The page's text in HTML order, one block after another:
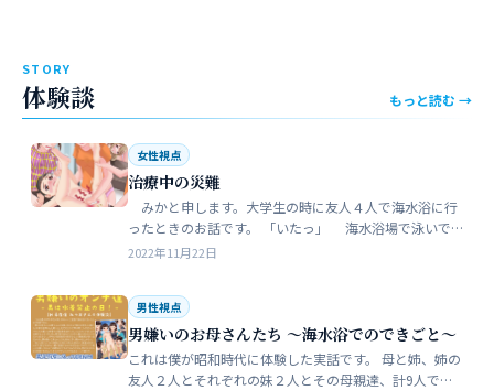
STORY
体験談 もっと読む →
女性視点
治療中の災難
みかと申します。大学生の時に友人４人で海水浴に行
ったときのお話です。 「いたっ」 海水浴場で泳いで
いたら、友人のしいなが空瓶で足を切っちゃったんで
2022年11月22日
男性視点
男嫌いのお母さんたち 〜海水浴でのできごと〜
これは僕が昭和時代に体験した実話です。 母と姉、姉の
友人２人とそれぞれの妹２人とその母親達、計9人で海